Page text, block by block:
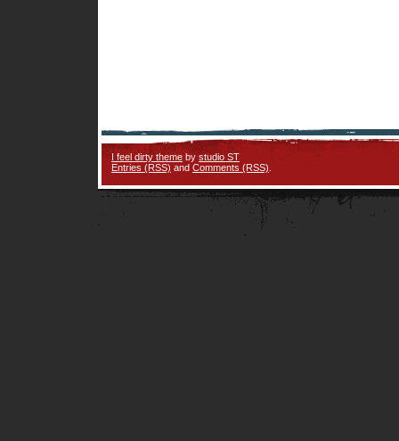
I feel dirty theme by studio ST
Entries (RSS) and Comments (RSS)